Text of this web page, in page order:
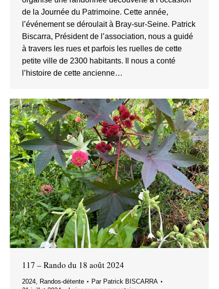
de la Journée du Patrimoine. Cette année,
l’événement se déroulait à Bray-sur-Seine. Patrick
Biscarra, Président de l’association, nous a guidé
à travers les rues et parfois les ruelles de cette
petite ville de 2300 habitants. Il nous a conté
l’histoire de cette ancienne…
117 – Rando du 18 août 2024
2024 Randos-détente Par Patrick BISCARRA